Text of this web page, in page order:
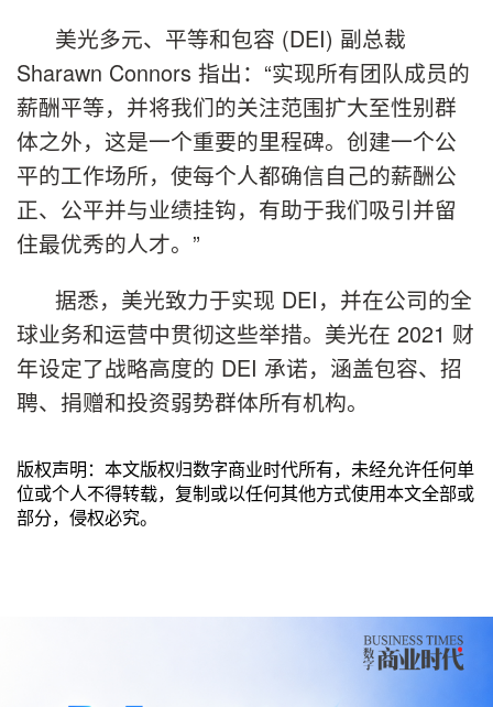
美光多元、平等和包容 (DEI) 副总裁
Sharawn Connors 指出：“实现所有团队成员的
薪酬平等，并将我们的关注范围扩大至性别群
体之外，这是一个重要的里程碑。创建一个公
平的工作场所，使每个人都确信自己的薪酬公
正、公平并与业绩挂钩，有助于我们吸引并留
住最优秀的人才。”
据悉，美光致力于实现 DEI，并在公司的全
球业务和运营中贯彻这些举措。美光在 2021 财
年设定了战略高度的 DEI 承诺，涵盖包容、招
聘、捐赠和投资弱势群体所有机构。
版权声明：本文版权归数字商业时代所有，未经允许任何单
位或个人不得转载，复制或以任何其他方式使用本文全部或
部分，侵权必究。